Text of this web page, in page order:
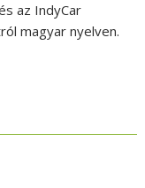
az IndyCar
magyar nyelven.